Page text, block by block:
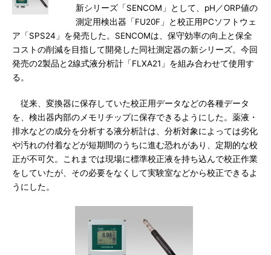
新シリーズ「SENCOM」として、pH／ORP値の
測定用検出器「FU20F」と校正用PCソフトウェ
ア「SPS24」を発売した。SENCOMは、保守効率の向上と保全
コストの削減を目指して開発した同社測定器の新シリーズ。今回
発売の2製品と2線式液分析計「FLXA21」を組み合わせて使用す
る。
従来、変換器に保存していた校正用データなどの各種データ
を、検出器内部のメモリチップに保存できるようにした。薬液・
排水などの成分を分析する液分析計は、分析対象によっては劣化
や汚れの付着などが短期間のうちに進む恐れがあり、定期的な校
正が不可欠。これまでは現場に標準校正液を持ち込んで校正作業
をしていたが、その必要をなくして実験室などから校正できるよ
うにした。